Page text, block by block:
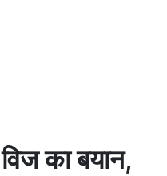
का बयान,